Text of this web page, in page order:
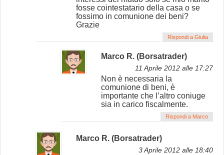
fosse cointestatario della casa o se
fossimo in comunione dei beni?
Grazie
Rispondi a Giulia
Marco R. (Borsatrader)
11 Aprile 2012 alle 17:27
Non è necessaria la
comunione di beni, è
importante che l’altro coniuge
sia in carico fiscalmente.
Rispondi a Marco
Marco R. (Borsatrader)
3 Aprile 2012 alle 18:40